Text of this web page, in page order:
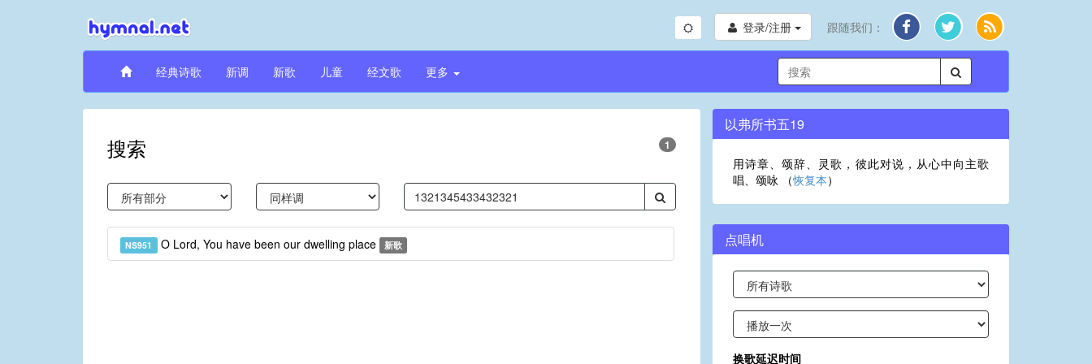
登录/注册 跟随我们：
经典诗歌 新调 新歌 儿童 经文歌 更多
搜索 1
NS951 O Lord, You have been our dwelling place 新歌
以弗所书五19
用诗章、颂辞、灵歌，彼此对说，从心中向主歌
唱、颂咏 （恢复本）
点唱机
换歌延迟时间